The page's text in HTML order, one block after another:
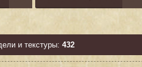
и текстуры: 432